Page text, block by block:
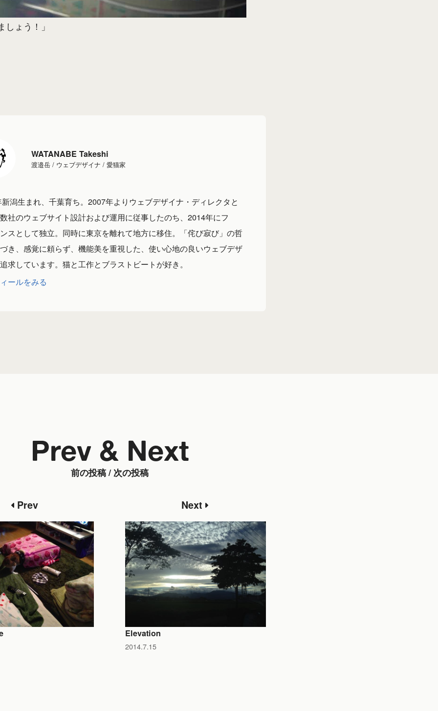
しょう！」
WATANABE Takeshi
渡邉岳 / ウェブデザイナ / 愛猫家
潟生まれ、千葉育ち。2007年よりウェブデザイナ・ディレクタと
社のウェブサイト設計および運用に従事したのち、2014年にフ
スとして独立。同時に東京を離れて地方に移住。「侘び寂び」の哲
き、感覚に頼らず、機能美を重視した、使い心地の良いウェブデザ
求しています。猫と工作とブラストビートが好き。
ールをみる
前の投稿 / 次の投稿
Prev & Next
Prev Next
Elevation
2014.7.15